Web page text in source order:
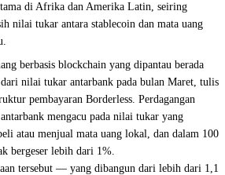
di Afrika dan Amerika Latin, seiring
nilai tukar antara stablecoin dan mata uang
berbasis blockchain yang dipantau berada
nilai tukar antarbank pada bulan Maret, tulis
pembayaran Borderless. Perdagangan
mengacu pada nilai tukar yang
atau menjual mata uang lokal, dan dalam 100
bergeser lebih dari 1%.
tersebut — yang dibangun dari lebih dari 1,1